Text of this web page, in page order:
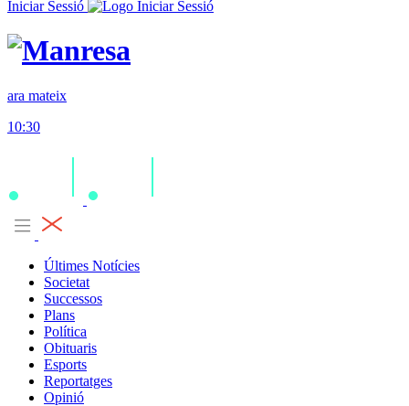
Iniciar Sessió
ara mateix
10:30
Últimes Notícies
Societat
Successos
Plans
Política
Obituaris
Esports
Reportatges
Opinió